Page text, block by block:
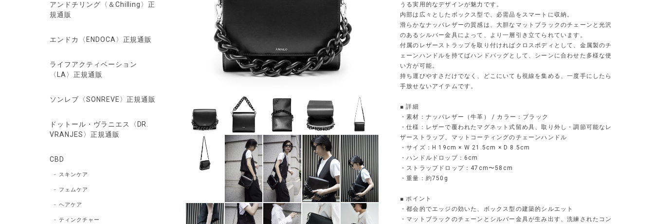
うる実用的なデザインが魅力です。
内部は広々としたボックス型で、必需品をスマートに収納。
滑らかなナッパレザーの質感は、大胆なマットブラックのチェーンと光沢
のあるシルバー金具によって、より一層引き立てられています。
付属のレザーストラップを取り付ければクロスボディとして、金属製のチ
ェーンハンドルを持てばハンドバッグとして、シーンに合わせた多様な使
い方が可能。
持ち運びやすさだけでなく、どこにいても視線を集める、一度手にしたら
手放せないアイテムです。
■ 詳細
・素材：ナッパレザー（牛革） / カラー：ブラック
・仕様：レザーで覆われたマグネット式留め具、取り外し・調節可能なレ
ザーストラップ、マットコーティングのチェーンハンドル
・サイズ：H 19cm × W 21.5cm × D 8.5cm
・ハンドルドロップ：6cm
・ストラップドロップ：47cm〜58cm
・重量：約750g
■ ポイント
・都会的でエッジの効いた、ボックス型の建築的シルエット
・マットブラックのチェーンとシルバー金具が生み出す、洗練されたコン
アンドチリング〈＆Chilling〉正
規通販
エンドカ〈ENDOCA〉正規通販
ライフアクティベーション
〈LA〉正規通販
ソンレブ〈SONREVE〉正規通販
ドットール・ヴラニエス〈DR.
VRANJES〉正規通販
CBD
スキンケア
フェムケア
ヘアケア
ティンクチャー